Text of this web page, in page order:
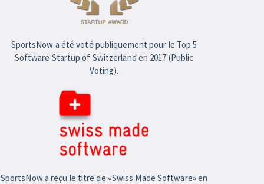
SportsNow a été voté publiquement pour le Top 5
Software Startup of Switzerland en 2017 (Public
Voting).
SportsNow a reçu le titre de «Swiss Made Software» en